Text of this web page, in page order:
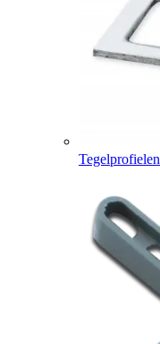
Tegelprofielen